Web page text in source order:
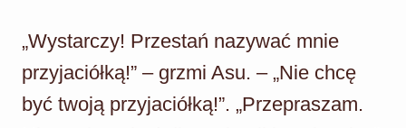
„Wystarczy! Przestań nazywać mnie
przyjaciółką!” – grzmi Asu. – „Nie chcę
być twoją przyjaciółką!”. „Przepraszam.